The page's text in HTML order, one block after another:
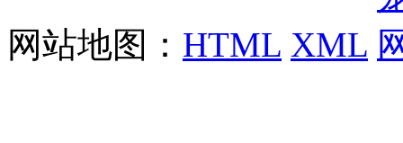
网站地图： HTML XML